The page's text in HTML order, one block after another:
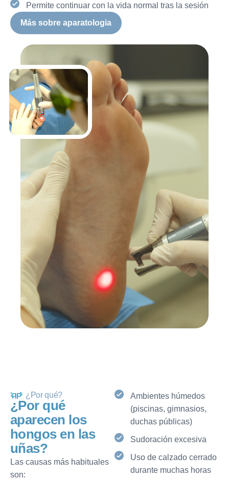
Permite continuar con la vida normal tras la sesión
Más sobre aparatologia
¿Por qué?
¿Por qué
aparecen los
hongos en las
uñas?
Las causas más habituales
son:
Ambientes húmedos
(piscinas, gimnasios,
duchas públicas)
Sudoración excesiva
Uso de calzado cerrado
durante muchas horas